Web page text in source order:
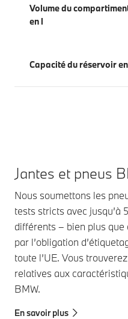
Volume du
en l
Capacité du réservoir
Jantes et pneus
Nous soumettons les
tests stricts avec jusqu’à
différents – bien plus
par l’obligation
toute l’UE. Vous
relatives aux
BMW.
En savoir plus